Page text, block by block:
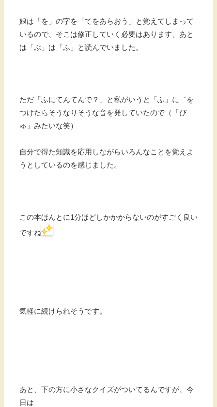
娘は「を」の字を「てをあらおう」と覚えてしまって
いるので、そこは修正していく必要はあります、あと
は「ぶ」は「ふ」と読んでいました。
ただ「ふにてんてんで？」と私がいうと「ふ」に゛を
つけたらそうなりそうな音を発していたので（「び
ゅ」みたいな笑）
自分で得た知識を応用しながらいろんなことを覚えよ
うとしているのを感じました。
この本ほんとに1分ほどしかかからないのがすごく良い
ですね
気軽に続けられそうです。
あと、下の方に小さなクイズがついてるんですが、今
日は